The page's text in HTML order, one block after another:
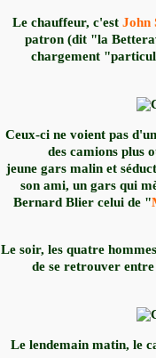
Le chauffeur, c'est John
patron (dit "la
chargement
Ceux-ci ne voient pas
des camions plus
jeune gars malin et
son ami, un gars qui
Bernard Blier celui de "
Le soir, les quatre
de se retrouver
Le lendemain matin, le